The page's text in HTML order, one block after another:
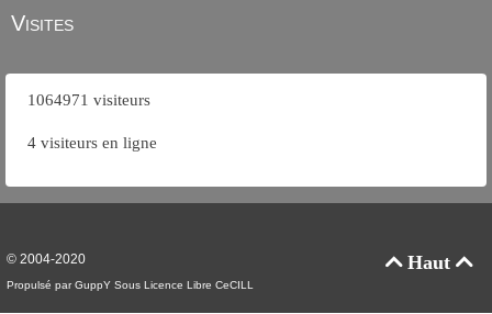
Visites
1064971 visiteurs
4 visiteurs en ligne
Haut 
© 2004-2020
Propulsé par GuppY Sous Licence Libre CeCILL